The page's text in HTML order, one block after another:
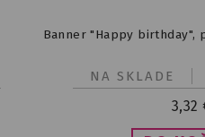
Banner "Happy birthday",
3,32
NA SKLADE